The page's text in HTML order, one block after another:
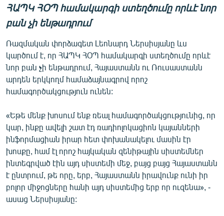
ՀԱՊԿ ՀՕՊ համակարգի ստեղծումը որևէ նոր
բան չի ենթադրում
Ռազմական փորձագետ Լեոնարդ Ներսիսյանը ևս
կարծում է, որ ՀԱՊԿ ՀՕՊ համակարգի ստեղծումը որևէ
նոր բան չի ենթադրում, Հայաստանն ու Ռուսաստանն
արդեն երկկողմ համաձայնագրով որոշ
համագործակցություն ունեն:
«Եթե մենք խոսում ենք ռեալ համագործակցությունից, որ
կար, ինքը ավելի շատ էդ ռադիոլոկացիոն կայանների
ինֆորմացիան իրար հետ փոխանակելու մասին էր
խոսքը, համ էլ որոշ հայկական զենիթային սիստեմներ
ինտեգրված էին այդ սիստեմի մեջ, բայց բայց Հայաստանն
է ընտրում, թե որը, երբ, Հայաստանն իրավունք ունի իր
բոլոր միջոցները հանի այդ սիստեմից երբ որ ուզենա», -
ասաց Ներսիսյանը: